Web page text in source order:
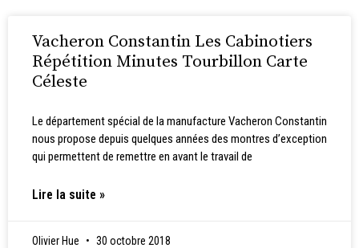
Vacheron Constantin Les Cabinotiers
Répétition Minutes Tourbillon Carte
Céleste
Le département spécial de la manufacture Vacheron Constantin
nous propose depuis quelques années des montres d’exception
qui permettent de remettre en avant le travail de
Lire la suite »
Olivier Hue 30 octobre 2018